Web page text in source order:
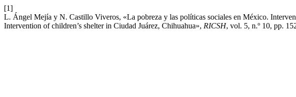
[1]
L. Ángel Mejía y N. Castillo Viveros, «La pobreza y las políticas sociales en México.
Intervention of children’s shelter in Ciudad Juárez, Chihuahua», RICSH, vol. 5, n.º 10, pp.